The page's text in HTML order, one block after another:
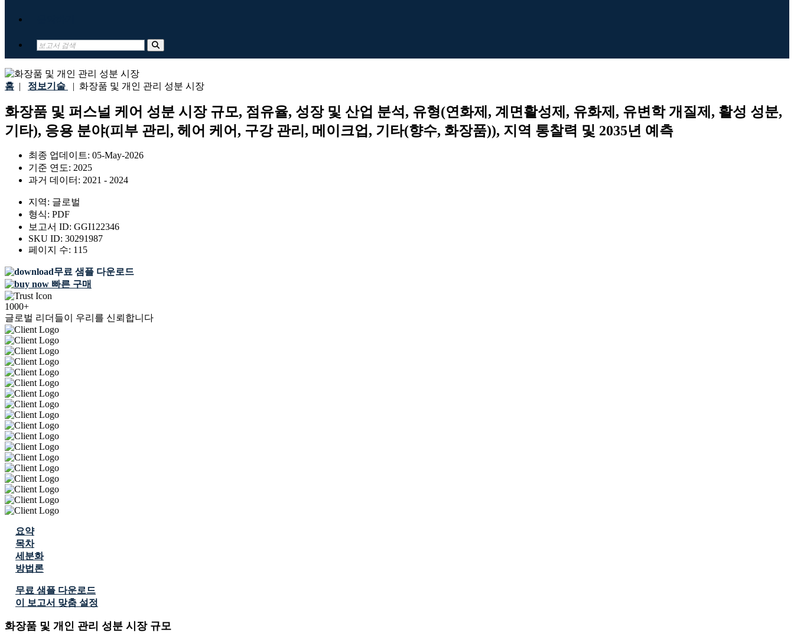
홈 | 정보기술 | 화장품 및 개인 관리 성분 시장
화장품 및 퍼스널 케어 성분 시장 규모, 점유율, 성장 및 산업 분석, 유형(연화제, 계면활성제, 유화제, 유변학 개질제, 활성 성분,
기타), 응용 분야(피부 관리, 헤어 케어, 구강 관리, 메이크업, 기타(향수, 화장품)), 지역 통찰력 및 2035년 예측
최종 업데이트: 05-May-2026
기준 연도: 2025
과거 데이터: 2021 - 2024
지역: 글로벌
형식: PDF
보고서 ID: GGI122346
SKU ID: 30291987
페이지 수: 115
무료 샘플 다운로드
빠른 구매
1000+
글로벌 리더들이 우리를 신뢰합니다
요약
목차
세분화
방법론
무료 샘플 다운로드
이 보고서 맞춤 설정
화장품 및 개인 관리 성분 시장 규모